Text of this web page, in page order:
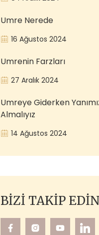
Umre Nerede
16 Ağustos 2024
Umrenin Farzları
27 Aralık 2024
Umreye Giderken
Almalıyız
14 Ağustos 2024
BIZI TAKIP